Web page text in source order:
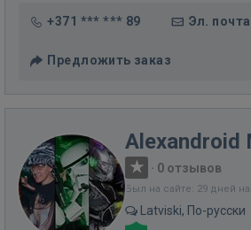
+371 *** *** 89 Эл. почта
Предложить заказ
Alexandroid
· 0 отзывов
Был на сайте: 29 дней
Latviski, По-русски